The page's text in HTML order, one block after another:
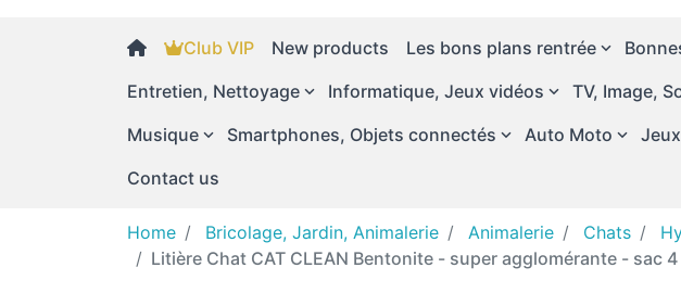
Club VIP New products Les bons plans rentrée
Entretien, Nettoyage
Informatique, Jeux vidéos TV, Image,
Musique
Smartphones, Objets connectés Auto Moto
Contact us
Home Bricolage, Jardin, Animalerie Animalerie Chats
Litière Chat CAT CLEAN Bentonite - super agglomérante - sac 4